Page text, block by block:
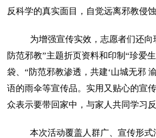
反科学的真实面目，自觉远离邪教侵蚀
为增强宣传实效，志愿者们还
防范邪教”主题折页资料和印制“珍爱
袋、“防范邪教渗透，共建‘山城无邪
语的雨伞等宣传品。实用又贴心的宣
众表示要带回家中，与家人共同学习反
本次活动覆盖人群广、宣传形